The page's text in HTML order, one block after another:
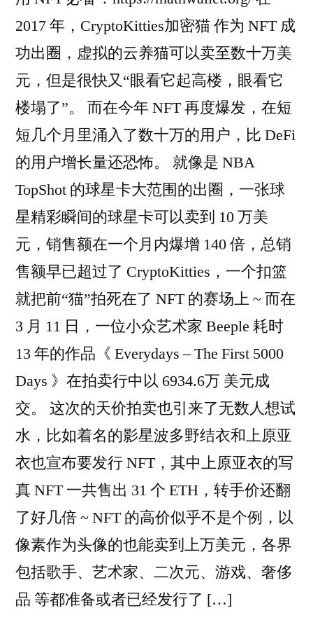
2017 年，CryptoKitties加密猫 作为 NFT 成
功出圈，虚拟的云养猫可以卖至数十万美
元，但是很快又“眼看它起高楼，眼看它
楼塌了”。 而在今年 NFT 再度爆发，在短
短几个月里涌入了数十万的用户，比 DeFi
的用户增长量还恐怖。 就像是 NBA
TopShot 的球星卡大范围的出圈，一张球
星精彩瞬间的球星卡可以卖到 10 万美
元，销售额在一个月内爆增 140 倍，总销
售额早已超过了 CryptoKitties，一个扣篮
就把前“猫”拍死在了 NFT 的赛场上 ~ 而在
3 月 11 日，一位小众艺术家 Beeple 耗时
13 年的作品《 Everydays – The First 5000
Days 》在拍卖行中以 6934.6万 美元成
交。 这次的天价拍卖也引来了无数人想试
水，比如着名的影星波多野结衣和上原亚
衣也宣布要发行 NFT，其中上原亚衣的写
真 NFT 一共售出 31 个 ETH，转手价还翻
了好几倍 ~ NFT 的高价似乎不是个例，以
像素作为头像的也能卖到上万美元，各界
包括歌手、艺术家、二次元、游戏、奢侈
品 等都准备或者已经发行了 […]